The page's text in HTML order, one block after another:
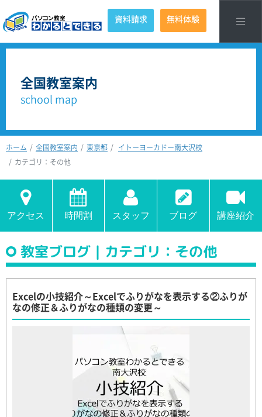
資料請求 無料体験
全国教室案内
school map
ホーム 全国教室案内 東京都
イトーヨーカドー南大沢校
カテゴリ：その他
アクセス 時間割 スタッフ ブログ 講座紹介
教室ブログ｜カテゴリ：その他
Excelの小技紹介～Excelでふりがなを表示する②ふりが
なの修正＆ふりがなの種類の変更～